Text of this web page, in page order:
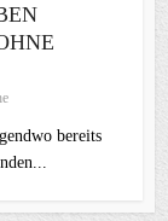
bereits